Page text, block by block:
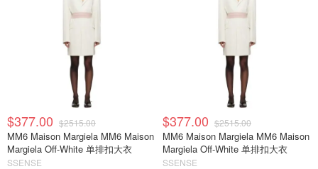
$377.00 $2515.00
MM6 Maison Margiela MM6 Maison
Margiela Off-White 单排扣大衣
SSENSE
$377.00 $2515.00
MM6 Maison Margiela MM6 Maison
Margiela Off-White 单排扣大衣
SSENSE